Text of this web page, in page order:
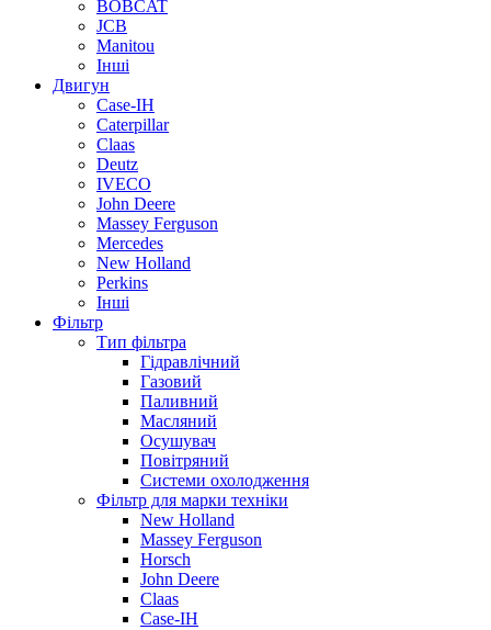
BOBCAT
JCB
Manitou
Інші
Двигун
Case-IH
Caterpillar
Claas
Deutz
IVECO
John Deere
Massey Ferguson
Mercedes
New Holland
Perkins
Інші
Фільтр
Тип фільтра
Гідравлічний
Газовий
Паливний
Масляний
Осушувач
Повітряний
Системи охолодження
Фільтр для марки техніки
New Holland
Massey Ferguson
Horsch
John Deere
Claas
Case-IH